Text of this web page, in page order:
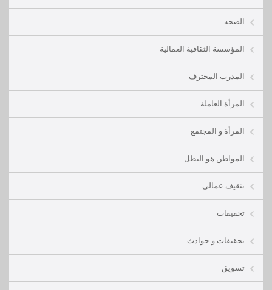
الصحه
المؤسسة الثقافية العمالية
المدرب المحترف
المرأة العاملة
المرأة و المجتمع
المواطن هو البطل
تثقيف عمالى
تحقيقات
تحقيقات و حوادث
تسويق